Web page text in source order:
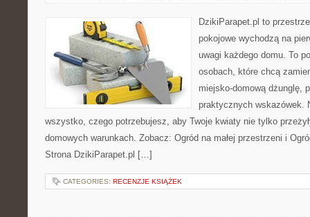
DzikiParapet.pl to
pokojowe wychodzą na
uwagi każdego domu. To
osobach, które chcą
miejsko-domową dżunglę,
praktycznych wskazówek.
wszystko, czego potrzebujesz, aby Twoje kwiaty nie tylko
domowych warunkach. Zobacz: Ogród na małej przestrzeni i
Strona DzikiParapet.pl […]
CATEGORIES: RECENZJE KSIĄŻEK